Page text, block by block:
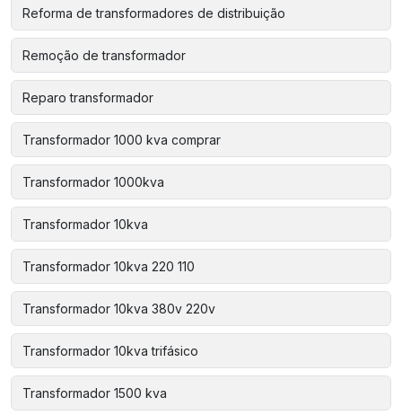
Reforma de transformadores de distribuição
Remoção de transformador
Reparo transformador
Transformador 1000 kva comprar
Transformador 1000kva
Transformador 10kva
Transformador 10kva 220 110
Transformador 10kva 380v 220v
Transformador 10kva trifásico
Transformador 1500 kva